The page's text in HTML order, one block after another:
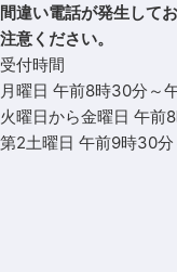
間違い電話が発生して
注意ください。
受付時間
月曜日 午前8時30分～
火曜日から金曜日 午前
第2土曜日 午前9時30